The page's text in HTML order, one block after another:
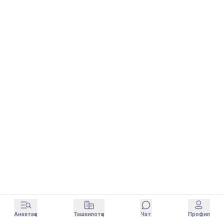
Анкетаҳо Ташкилотҳо Чат Профил